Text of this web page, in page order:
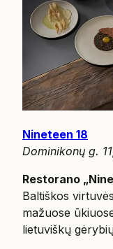
Nineteen 18
Dominikonų g.
Restorano
Baltiškos virtuvės
mažuose
lietuviškų